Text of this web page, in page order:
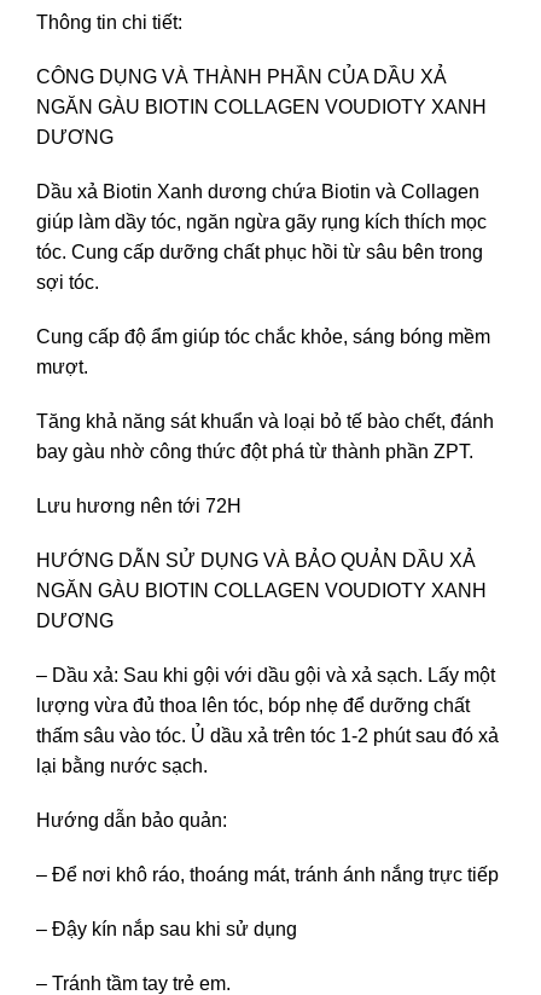
Thông tin chi tiết:
CÔNG DỤNG VÀ THÀNH PHẦN CỦA DẦU XẢ
NGĂN GÀU BIOTIN COLLAGEN VOUDIOTY XANH
DƯƠNG
Dầu xả Biotin Xanh dương chứa Biotin và Collagen
giúp làm dầy tóc, ngăn ngừa gãy rụng kích thích mọc
tóc. Cung cấp dưỡng chất phục hồi từ sâu bên trong
sợi tóc.
Cung cấp độ ẩm giúp tóc chắc khỏe, sáng bóng mềm
mượt.
Tăng khả năng sát khuẩn và loại bỏ tế bào chết, đánh
bay gàu nhờ công thức đột phá từ thành phần ZPT.
Lưu hương nên tới 72H
HƯỚNG DẪN SỬ DỤNG VÀ BẢO QUẢN DẦU XẢ
NGĂN GÀU BIOTIN COLLAGEN VOUDIOTY XANH
DƯƠNG
– Dầu xả: Sau khi gội với dầu gội và xả sạch. Lấy một
lượng vừa đủ thoa lên tóc, bóp nhẹ để dưỡng chất
thấm sâu vào tóc. Ủ dầu xả trên tóc 1-2 phút sau đó xả
lại bằng nước sạch.
Hướng dẫn bảo quản:
– Để nơi khô ráo, thoáng mát, tránh ánh nắng trực tiếp
– Đậy kín nắp sau khi sử dụng
– Tránh tầm tay trẻ em.